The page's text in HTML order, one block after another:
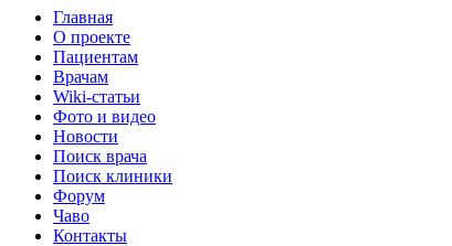
Главная
О проекте
Пациентам
Врачам
Wiki-статьи
Фото и видео
Новости
Поиск врача
Поиск клиники
Форум
Чаво
Контакты